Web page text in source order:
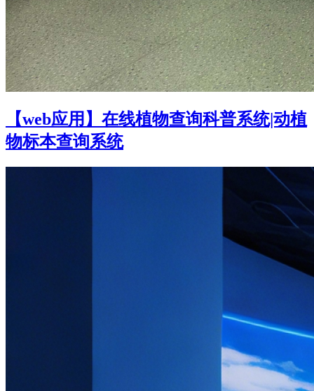
【web应用】在线植物查询科普系统|动植
物标本查询系统